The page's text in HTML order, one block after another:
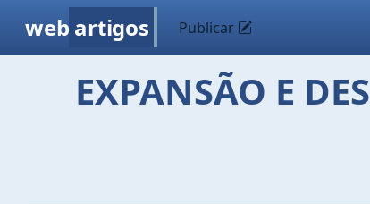
web artigos Publicar
EXPANSÃO E